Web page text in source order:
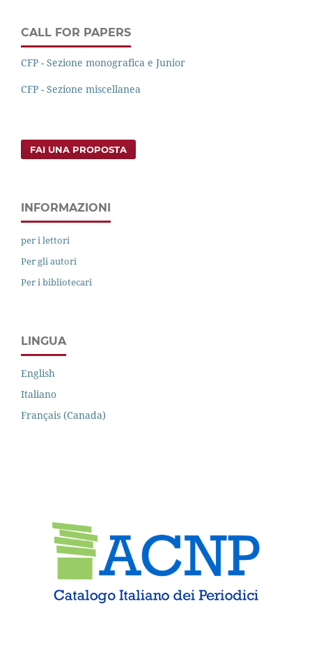
CALL FOR PAPERS
CFP - Sezione monografica e Junior
CFP - Sezione miscellanea
FAI UNA PROPOSTA
INFORMAZIONI
per i lettori
Per gli autori
Per i bibliotecari
LINGUA
English
Italiano
Français (Canada)